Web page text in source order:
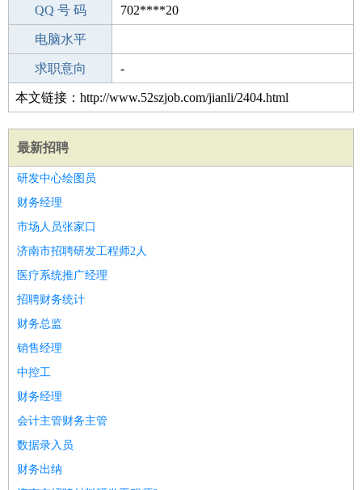
手机号码 196****5910
QQ 号 码 702****20
微信号码
电脑水平
外语水平
求职意向 -
本文链接：http://www.52szjob.com/jianli/2404.html
最新招聘
研发中心绘图员
财务经理
市场人员张家口
济南市招聘研发工程师2人
医疗系统推广经理
招聘财务统计
财务总监
销售经理
中控工
财务经理
会计主管财务主管
数据录入员
财务出纳